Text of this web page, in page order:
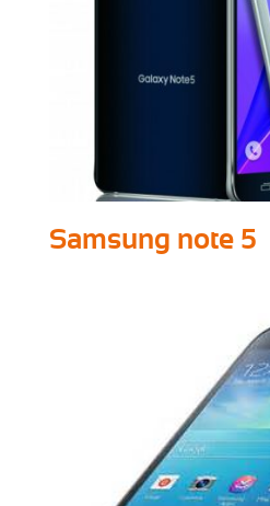
Samsung note 5